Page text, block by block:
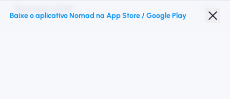
Baixe o aplicativo Nomad na App Store / Google Play